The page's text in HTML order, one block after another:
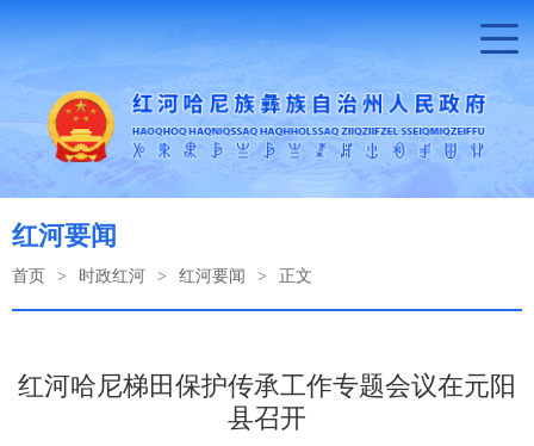
红河要闻
首页 > 时政红河 > 红河要闻 > 正文
红河哈尼梯田保护传承工作专题会议在元阳
县召开